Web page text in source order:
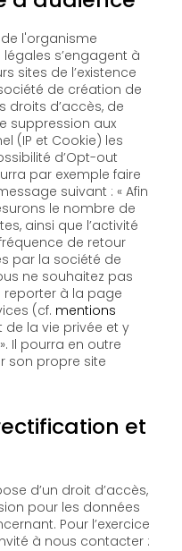
l'organisme
s’engagent à
sites de l’existence
de création de
suppression aux
(IP et Cookie) les
d’Opt-out
par exemple faire
suivant : « Afin
le nombre de
ainsi que l’activité
de retour
ne souhaitez pas
reporter à la page
(cf. mentions
Il pourra en outre
son propre site
et
d’un droit d’accès,
pour les données
Pour l’exercice
à nous contacter :